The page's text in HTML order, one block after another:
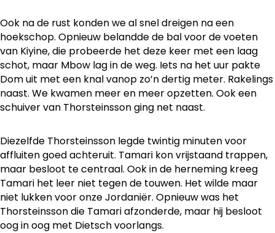
Ook na de rust konden we al snel dreigen na een
hoekschop. Opnieuw belandde de bal voor de voeten
van Kiyine, die probeerde het deze keer met een laag
schot, maar Mbow lag in de weg. Iets na het uur pakte
Dom uit met een knal vanop zo’n dertig meter. Rakelings
naast. We kwamen meer en meer opzetten. Ook een
schuiver van Thorsteinsson ging net naast.
Diezelfde Thorsteinsson legde twintig minuten voor
affluiten goed achteruit. Tamari kon vrijstaand trappen,
maar besloot te centraal. Ook in de herneming kreeg
Tamari het leer niet tegen de touwen. Het wilde maar
niet lukken voor onze Jordaniër. Opnieuw was het
Thorsteinsson die Tamari afzonderde, maar hij besloot
oog in oog met Dietsch voorlangs.